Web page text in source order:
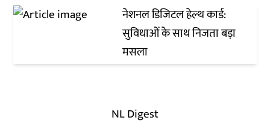
नेशनल डिजिटल हेल्थ कार्ड:
सुविधाओं के साथ निजता बड़ा
मसला
NL Digest